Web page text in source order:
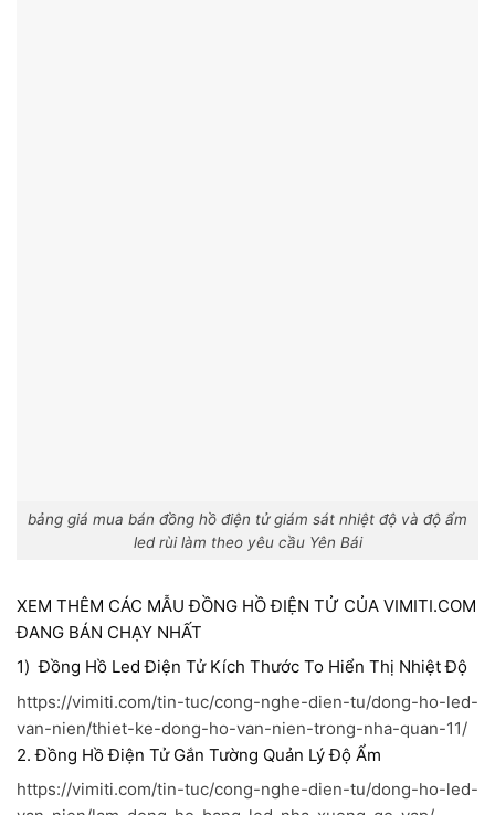
bảng giá mua bán đồng hồ điện tử giám sát nhiệt độ và độ ẩm
led rùi làm theo yêu cầu Yên Bái
XEM THÊM CÁC MẪU ĐỒNG HỒ ĐIỆN TỬ CỦA VIMITI.COM
ĐANG BÁN CHẠY NHẤT
1) Đồng Hồ Led Điện Tử Kích Thước To Hiển Thị Nhiệt Độ
https://vimiti.com/tin-tuc/cong-nghe-dien-tu/dong-ho-led-
van-nien/thiet-ke-dong-ho-van-nien-trong-nha-quan-11/
2. Đồng Hồ Điện Tử Gắn Tường Quản Lý Độ Ẩm
https://vimiti.com/tin-tuc/cong-nghe-dien-tu/dong-ho-led-